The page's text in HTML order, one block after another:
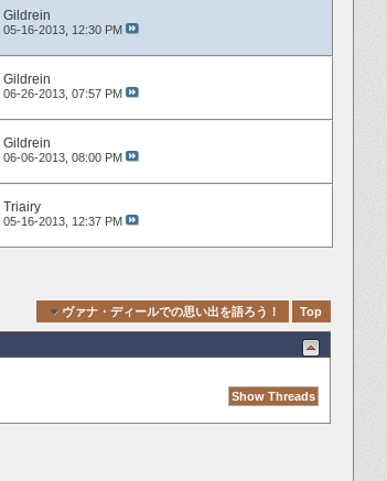
Gildrein
05-16-2013, 12:30 PM
Gildrein
06-26-2013, 07:57 PM
Gildrein
06-06-2013, 08:00 PM
Triairy
05-16-2013, 12:37 PM
ヴァナ・ディールでの思い出を語ろう！ Top